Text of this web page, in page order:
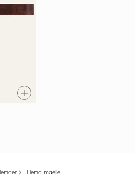
hemden hemd maelle